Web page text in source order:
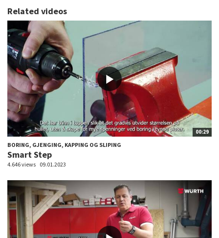
Related videos
00:29
BORING, GJENGING, KAPPING OG SLIPING
Smart Step
4.646 views 09.01.2023